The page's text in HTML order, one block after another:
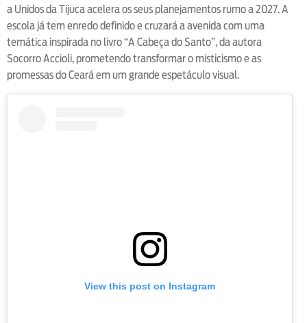
a Unidos da Tijuca acelera os seus planejamentos rumo a 2027. A
escola já tem enredo definido e cruzará a avenida com uma
temática inspirada no livro “A Cabeça do Santo”, da autora
Socorro Accioli, prometendo transformar o misticismo e as
promessas do Ceará em um grande espetáculo visual.
View this post on Instagram